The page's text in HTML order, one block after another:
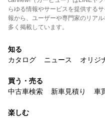
らゆる情報やサービスを提供する
報から、ユーザーや専門家のリア
多く掲載しています。
知る
カタログ
ニュース オリジ
買う・売る
中古車検索
新車見積り 車
楽しむ